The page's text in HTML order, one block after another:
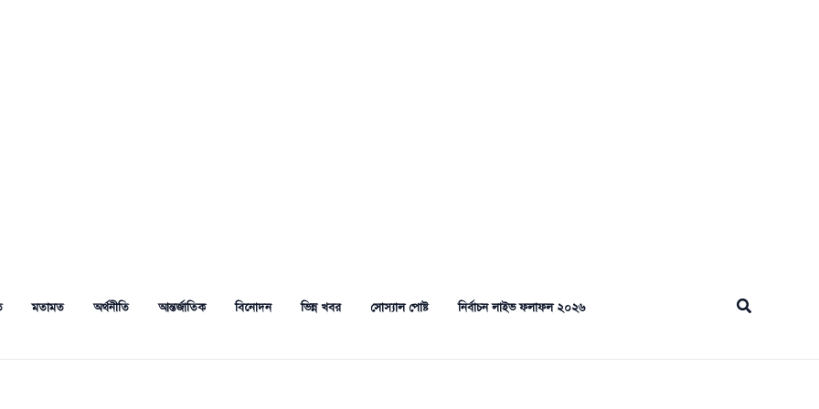
মতামত অর্থনীতি আন্তর্জাতিক বিনোদন ভিন্ন খবর সোস্যাল পোষ্ট নির্বাচন লাইভ ফলাফল ২০২৬ Search